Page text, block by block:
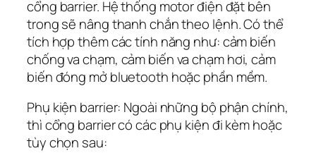
cổng barrier. Hệ thống motor điện đặt bên
trong sẽ nâng thanh chắn theo lệnh. Có thể
tích hợp thêm các tính năng như: cảm biến
chống va chạm, cảm biến va chạm hơi, cảm
biến đóng mở bluetooth hoặc phần mềm.
Phụ kiện barrier: Ngoài những bộ phận chính,
thì cổng barrier có các phụ kiện đi kèm hoặc
tùy chọn sau: